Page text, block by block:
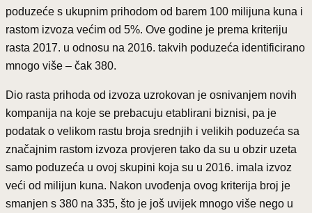
poduzeće s ukupnim prihodom od barem 100 milijuna kuna i
rastom izvoza većim od 5%. Ove godine je prema kriteriju
rasta 2017. u odnosu na 2016. takvih poduzeća identificirano
mnogo više – čak 380.
Dio rasta prihoda od izvoza uzrokovan je osnivanjem novih
kompanija na koje se prebacuju etablirani biznisi, pa je
podatak o velikom rastu broja srednjih i velikih poduzeća sa
značajnim rastom izvoza provjeren tako da su u obzir uzeta
samo poduzeća u ovoj skupini koja su u 2016. imala izvoz
veći od milijun kuna. Nakon uvođenja ovog kriterija broj je
smanjen s 380 na 335, što je još uvijek mnogo više nego u